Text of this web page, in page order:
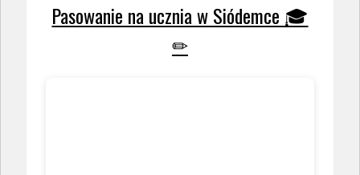
Pasowanie na ucznia w Siódemce 🎓
✏